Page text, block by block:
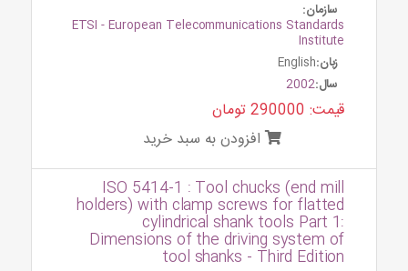
سازمان:
ETSI - European Telecommunications Standards
Institute
زبان:English
سال:2002
قیمت: 290000 تومان
افزودن به سبد خرید
ISO 5414-1 : Tool chucks (end mill
holders) with clamp screws for flatted
cylindrical shank tools Part 1:
Dimensions of the driving system of
tool shanks - Third Edition